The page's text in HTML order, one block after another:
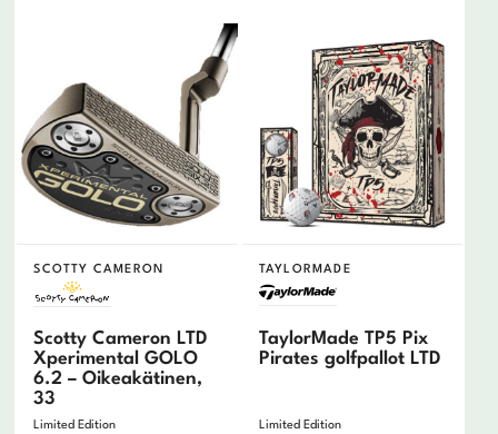
SCOTTY CAMERON
Scotty Cameron LTD
Xperimental GOLO
6.2 – Oikeakätinen,
33
Limited Edition
TAYLORMADE
TaylorMade TP5 Pix
Pirates golfpallot LTD
Limited Edition